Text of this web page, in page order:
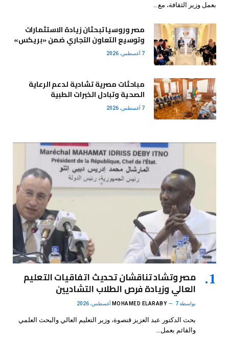
بعمل وزير الثقافة، مع…
مصر وروسيا تبحثان زيادة الاستثمارات
وتوسيع التعاون التجاري ضمن «بريكس»
7 أغسطس، 2026
مباحثات مصرية تشادية لدعم الرعاية
الصحية وتبادل الخبرات الطبية
7 أغسطس، 2026
مصر وتشاد تناقشان تحديث اتفاقيات التعليم
العالي وزيادة فرص الطلاب التشاديين
بواسطة MOHAMED ELARABY 7 أغسطس، 2026
بحث الدكتور عبد العزيز قنصوة، وزير التعليم العالي والبحث العلمي
والقائم بعمل…